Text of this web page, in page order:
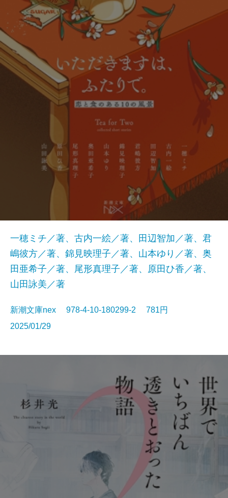
一穂ミチ／著、古内一絵／著、田辺智加／著、君
嶋彼方／著、錦見映理子／著、山本ゆり／著、奥
田亜希子／著、尾形真理子／著、原田ひ香／著、
山田詠美／著
新潮文庫nex 978-4-10-180299-2 781円
2025/01/29